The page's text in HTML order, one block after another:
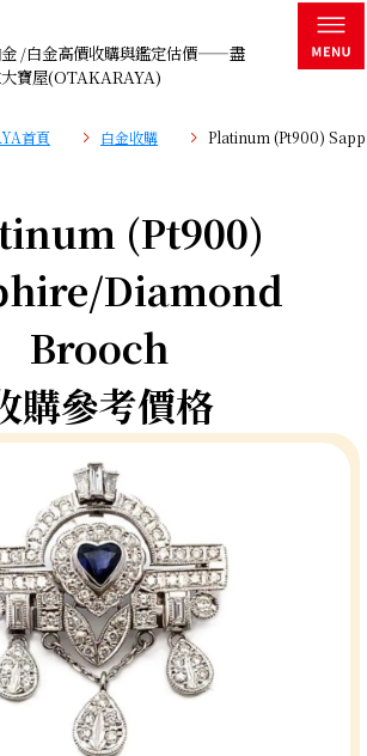
/白金高價收購與鑑定估價——盡
寶屋(OTAKARAYA)
首頁 白金收購 Platinum (Pt900)
(Pt900)
Diamond
Brooch
購參考價格